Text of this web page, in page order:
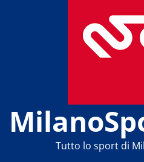
Tutto lo sport di